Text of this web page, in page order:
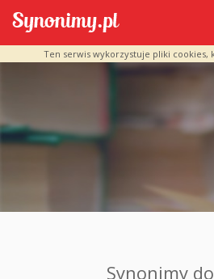
Ten serwis wykorzystuje pliki cookies,
Synonimy